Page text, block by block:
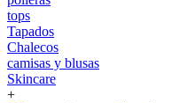
tops
Tapados
Chalecos
camisas y blusas
Skincare
+